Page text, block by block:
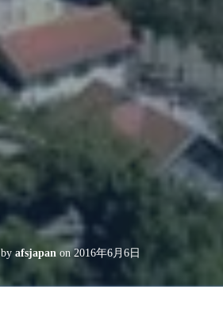
byafsjapan on2016年6月6日